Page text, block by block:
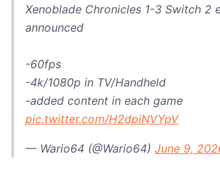
Xenoblade Chronicles 1-3 Switch 2
announced
-60fps
-4k/1080p in TV/Handheld
-added content in each game
pic.twitter.com/H2dpiNVYpV
— Wario64 (@Wario64) June 9,